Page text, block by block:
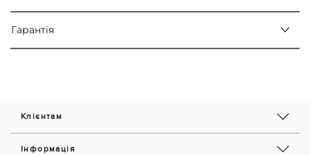
Гарантія
Клієнтам
Інформація